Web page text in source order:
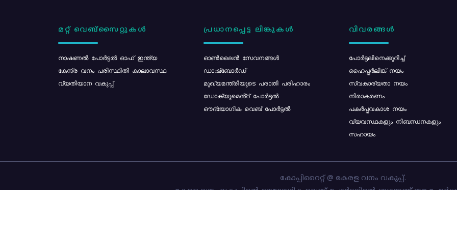
മറ്റ് വെബ്സൈറ്റുകൾ
നാഷണൽ പോർട്ടൽ ഓഫ് ഇന്ത്യ
കേന്ദ്ര വനം പരിസ്ഥിതി കാലാവസ്ഥ
വ്യതിയാന വകുപ്പ്
പ്രധാനപ്പെട്ട ലിങ്കുകൾ
ഓൺലൈൻ സേവനങ്ങൾ
ഡാഷ്ബോർഡ്
മുഖ്യമന്ത്രിയുടെ പരാതി പരിഹാരം
ഡോക്യുമെൻ്റ് പോർട്ടൽ
ഔദ്യോഗിക വെബ് പോർട്ടൽ
വിവരങ്ങൾ
പോര്‍ട്ടലിനെക്കുറിച്ച്
ഹൈപ്പർലിങ്ക് നയം
സ്വകാര്യതാ നയം
നിരാകരണം
പകർപ്പവകാശ നയം
വ്യവസ്ഥകളും നിബന്ധനകളും
സഹായം
കോപ്പിറൈറ്റ് @ കേരള വനം വകുപ്പ്.
കേരള വനം വകുപ്പിന്റെ ഔദ്യോഗിക വെബ്-പോർട്ടലിന്റെ ഭാഗമാണ് ഈ